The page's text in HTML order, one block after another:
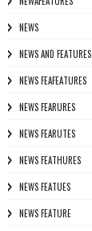
NEWS
NEWS AND FEATURES
NEWS FEAFEATURES
NEWS FEARURES
NEWS FEARUTES
NEWS FEATHURES
NEWS FEATUES
NEWS FEATURE